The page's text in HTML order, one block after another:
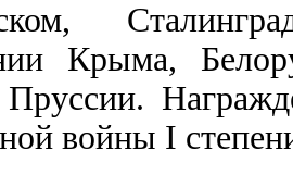
Крыма,
войны I